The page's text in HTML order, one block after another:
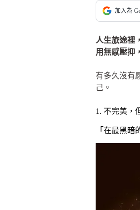
加入為
人生旅途裡
用無感壓抑
有多久沒有
己。
1. 不完美，
「在最黑暗